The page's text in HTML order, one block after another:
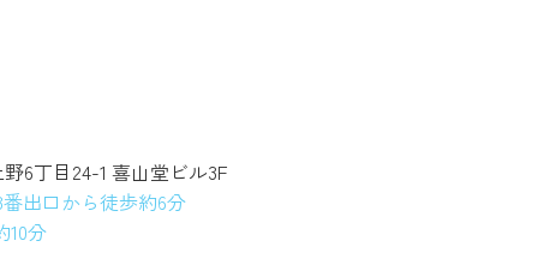
6丁目24-1 喜山堂ビル3F
出口から徒歩約6分
10分